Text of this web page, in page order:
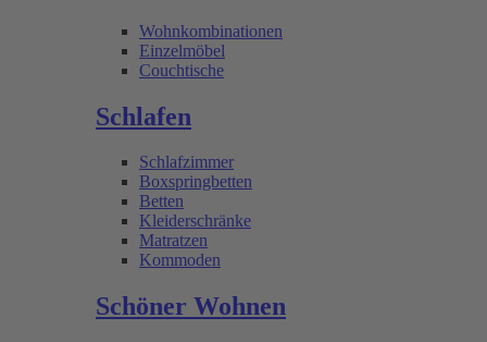
Wohnkombinationen
Einzelmöbel
Couchtische
Schlafen
Schlafzimmer
Boxspringbetten
Betten
Kleiderschränke
Matratzen
Kommoden
Schöner Wohnen